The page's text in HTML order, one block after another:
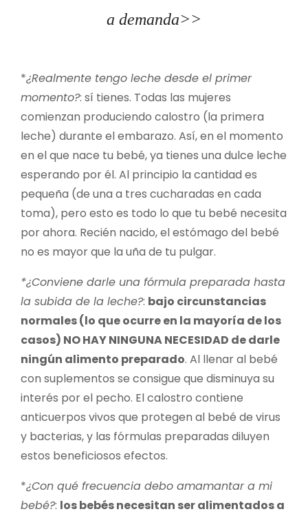
a demanda>>
*¿Realmente tengo leche desde el primer
momento?: sí tienes. Todas las mujeres
comienzan produciendo calostro (la primera
leche) durante el embarazo. Así, en el momento
en el que nace tu bebé, ya tienes una dulce leche
esperando por él. Al principio la cantidad es
pequeña (de una a tres cucharadas en cada
toma), pero esto es todo lo que tu bebé necesita
por ahora. Recién nacido, el estómago del bebé
no es mayor que la uña de tu pulgar.
*¿Conviene darle una fórmula preparada hasta
la subida de la leche?: bajo circunstancias
normales (lo que ocurre en la mayoría de los
casos) NO HAY NINGUNA NECESIDAD de darle
ningún alimento preparado. Al llenar al bebé
con suplementos se consigue que disminuya su
interés por el pecho. El calostro contiene
anticuerpos vivos que protegen al bebé de virus
y bacterias, y las fórmulas preparadas diluyen
estos beneficiosos efectos.
*¿Con qué frecuencia debo amamantar a mi
bebé?: los bebés necesitan ser alimentados a